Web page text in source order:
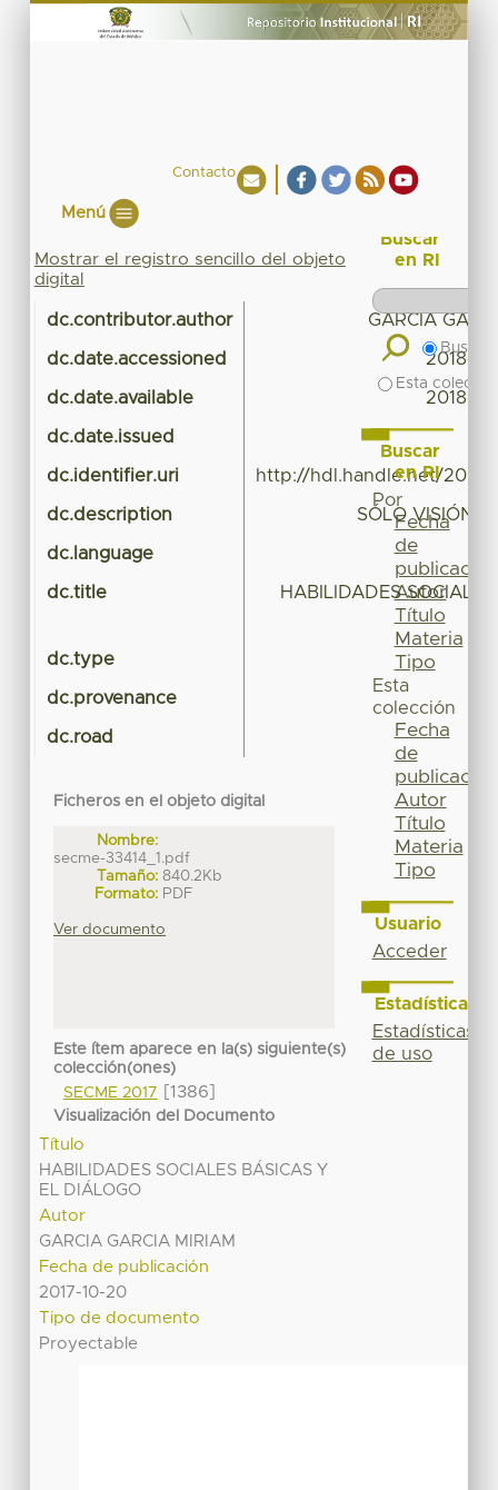
Contacto
Menú
Mostrar el registro sencillo del objeto
digital
dc.contributor.author GARCIA
dc.date.accessioned 2018-
dc.date.available 2018-
dc.date.issued
dc.identifier.uri http://hdl.handle.net/
dc.description SÓLO VISIÓN
dc.language
dc.title HABILIDADES
dc.type
dc.provenance
dc.road
Ficheros en el objeto digital
Nombre:
secme-33414_1.pdf
Tamaño: 840.2Kb
Formato: PDF
Ver documento
Este ítem aparece en la(s) siguiente(s)
colección(ones)
SECME 2017
[1386]
Visualización del Documento
Título
HABILIDADES SOCIALES BÁSICAS Y
EL DIÁLOGO
Autor
GARCIA GARCIA MIRIAM
Fecha de publicación
2017-10-20
Tipo de documento
Proyectable
Buscar
en RI
Buscar
Esta
Buscar
en RI
Por
Fecha
de
publicación
Autor
Título
Materia
Tipo
Esta
colección
Fecha
de
publicación
Autor
Título
Materia
Tipo
Usuario
Acceder
Estadísticas
Estadísticas
de uso